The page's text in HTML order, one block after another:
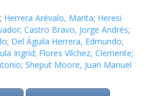
; Herrera Arévalo, Marita; Heresi
; Castro Bravo, Jorge Andrés;
; Del Águila Herrera, Edmundo;
Ingrid; Flores Vílchez, Clemente;
; Sheput Moore, Juan Manuel